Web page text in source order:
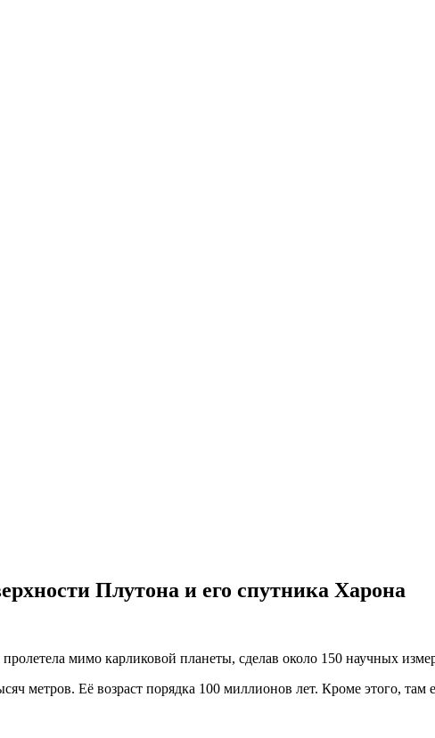
Плутона и его спутника Харона
мимо карликовой планеты, сделав около 150 научных
метров. Её возраст порядка 100 миллионов лет. Кроме этого, там